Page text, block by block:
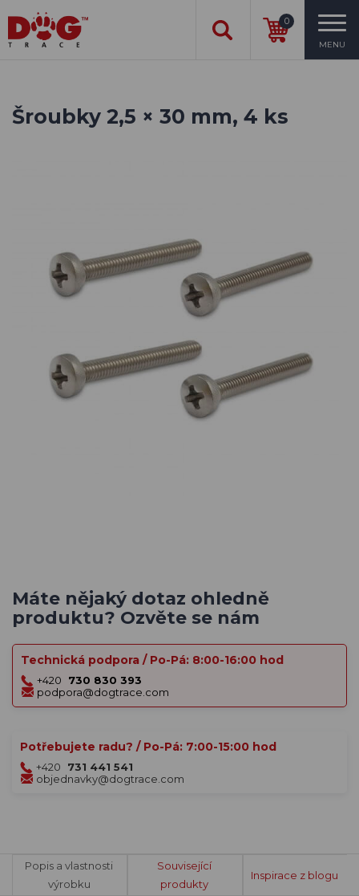
0
MENU
Šroubky 2,5 × 30 mm, 4 ks
Máte nějaký dotaz ohledně
produktu? Ozvěte se nám
Technická podpora / Po-Pá: 8:00-16:00 hod
+420
730 830 393
podpora@dogtrace.com
Potřebujete radu? / Po-Pá: 7:00-15:00 hod
+420
731 441 541
objednavky@dogtrace.com
Popis a vlastnosti
výrobku
Související
produkty
Inspirace z blogu